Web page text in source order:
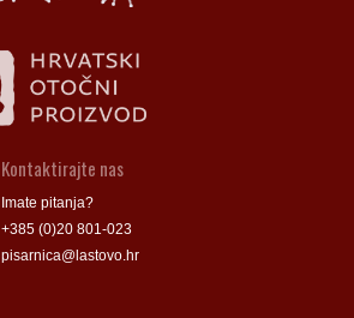
Kontaktirajte nas
Imate pitanja?
+385 (0)20 801-023
pisarnica@lastovo.hr